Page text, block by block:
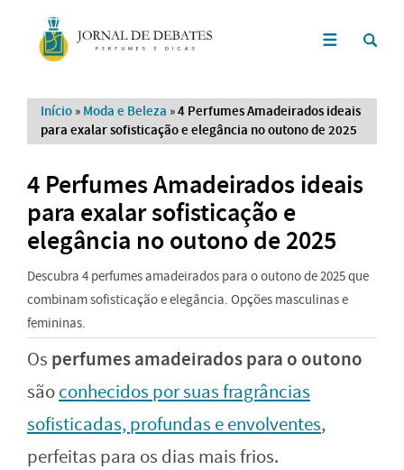
Início » Moda e Beleza »4 Perfumes Amadeirados ideais
para exalar sofisticação e elegância no outono de 2025
4 Perfumes Amadeirados ideais
para exalar sofisticação e
elegância no outono de 2025
Descubra 4 perfumes amadeirados para o outono de 2025 que
combinam sofisticação e elegância. Opções masculinas e
femininas.
Os perfumes amadeirados para o outono
sãoconhecidos por suas fragrâncias
sofisticadas, profundas e envolventes,
perfeitas para os dias mais frios.